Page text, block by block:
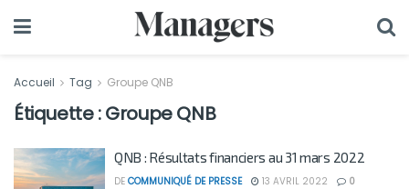
Accueil Tag Groupe QNB
Étiquette :Groupe QNB
QNB : Résultats financiers au 31 mars 2022
DE COMMUNIQUÉ DE PRESSE 13 AVRIL 2022 0